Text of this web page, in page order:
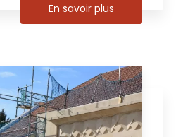
En savoir plus